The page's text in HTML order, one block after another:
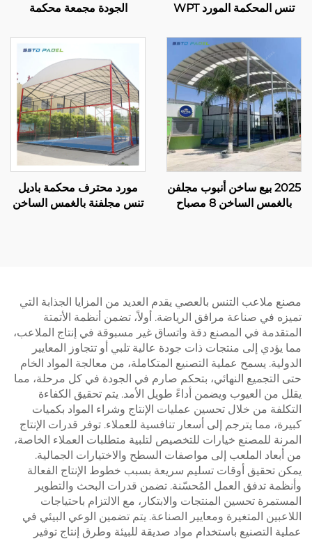
تنس المحكمة المورد WPT
الكلاسيكية في الهواء الطلق
باديل 002
الجودة مجمعة محكمة
2024 تصميم ممتاز محاكم
باديل في الهواء الطلق 003
2025 بيع ساخن أنبوب مجلفن
بالغمس الساخن 8 مصباح
مورد محترف محكمة باديل
تنس مجلفنة بالغمس الساخن
مصنع ملاعب التنس بالعصي يقدم العديد من المزايا الجذابة التي
تميزه في صناعة مرافق الرياضة. أولاً، تضمن أنظمة الأتمتة
المتقدمة في المصنع دقة واتساق غير مسبوقة في إنتاج الملاعب،
مما يؤدي إلى منتجات ذات جودة عالية تلبي أو تتجاوز المعايير
الدولية. يسمح عملية التصنيع المتكاملة، من معالجة المواد الخام
حتى التجميع النهائي، بتحكم صارم في الجودة في كل مرحلة، مما
يقلل من العيوب ويضمن أداءً طويل الأمد. يتم تحقيق الكفاءة
التكلفة من خلال تحسين عمليات الإنتاج وشراء المواد بكميات
كبيرة، مما يترجم إلى أسعار تنافسية للعملاء. توفر قدرات الإنتاج
المرنة للمصنع خيارات للتخصيص لتلبية متطلبات العملاء الخاصة،
من أبعاد الملعب إلى مواصفات السطح والاختيارات الجمالية.
يمكن تحقيق أوقات تسليم سريعة بسبب خطوط الإنتاج الفعالة
وأنظمة تدفق العمل المُحسّنة. تضمن قدرات البحث والتطوير
المستمرة تحسين المنتجات والابتكار، مع الالتزام باحتياجات
اللاعبين المتغيرة ومعايير الصناعة. يتم تضمين الوعي البيئي في
عملية التصنيع باستخدام مواد صديقة للبيئة وطرق إنتاج توفير